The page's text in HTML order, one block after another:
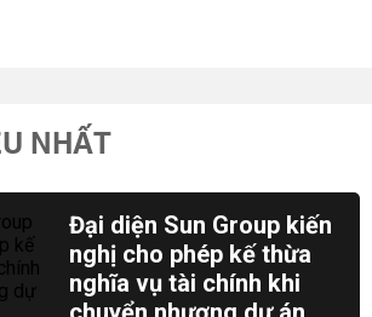
NHẤT
Đại diện Sun Group kiến
nghị cho phép kế thừa
nghĩa vụ tài chính khi